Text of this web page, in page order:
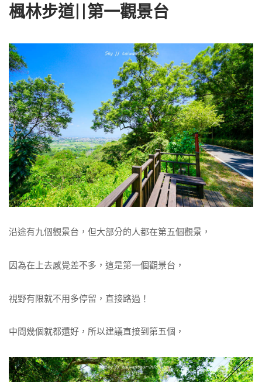
楓林步道||第一觀景台
沿途有九個觀景台，但大部分的人都在第五個觀景，
因為在上去感覺差不多，這是第一個觀景台，
視野有限就不用多停留，直接路過！
中間幾個就都還好，所以建議直接到第五個，